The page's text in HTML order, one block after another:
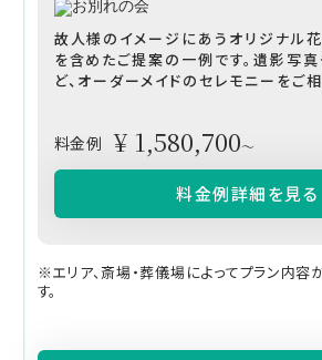
故人様のイメージにあうオリジナル
を含めたご提案の一例です。遺影写
ど、オーダーメイドのセレモニーをご
料金例 ¥ 1,580,700～
料金例詳細を見る
※エリア、斎場・葬儀場によってプラン内
す。